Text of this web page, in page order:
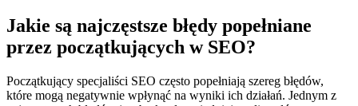
Jakie są najczęstsze błędy popełniane
przez początkujących w SEO?
Początkujący specjaliści SEO często popełniają szereg błędów,
które mogą negatywnie wpłynąć na wyniki ich działań. Jednym z